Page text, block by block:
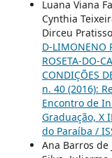
Luana Viana
Cynthia
Dirceu
D-LIMONENO
ROSETA-DO-
CONDIÇÕES
n. 40 (2016):
Encontro de
Graduação, X
do Paraíba /
Ana Barros de